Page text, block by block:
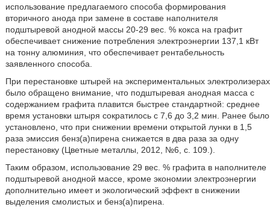
использование предлагаемого способа формирования
вторичного анода при замене в составе наполнителя
подштыревой анодной массы 20-29 вес. % кокса на графит
обеспечивает снижение потребления электроэнергии 137,1 кВт
на тонну алюминия, что обеспечивает рентабельность
заявленного способа.
При перестановке штырей на экспериментальных электролизерах
было обращено внимание, что подштыревая анодная масса с
содержанием графита плавится быстрее стандартной: среднее
время установки штыря сократилось с 7,6 до 3,2 мин. Ранее было
установлено, что при снижении времени открытой лунки в 1,5
раза эмиссия бенз(а)пирена снижается в два раза за одну
перестановку (Цветные металлы, 2012, №6, с. 109.).
Таким образом, использование 29 вес. % графита в наполнителе
подштыревой анодной массе, кроме экономии электроэнергии
дополнительно имеет и экологический эффект в снижении
выделения смолистых и бенз(а)пирена.